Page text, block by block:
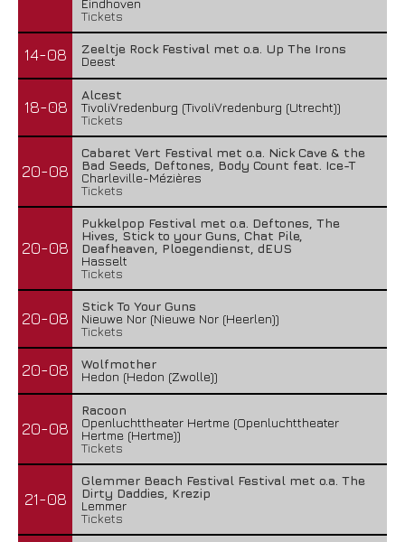
Eindhoven
Tickets
14-08
Zeeltje Rock Festival met o.a. Up The Irons
Deest
18-08
Alcest
TivoliVredenburg (TivoliVredenburg (Utrecht))
Tickets
20-08
Cabaret Vert Festival met o.a. Nick Cave & the
Bad Seeds, Deftones, Body Count feat. Ice-T
Charleville-Mézières
Tickets
20-08
Pukkelpop Festival met o.a. Deftones, The
Hives, Stick to your Guns, Chat Pile,
Deafheaven, Ploegendienst, dEUS
Hasselt
Tickets
20-08
Stick To Your Guns
Nieuwe Nor (Nieuwe Nor (Heerlen))
Tickets
20-08
Wolfmother
Hedon (Hedon (Zwolle))
20-08
Racoon
Openluchttheater Hertme (Openluchttheater
Hertme (Hertme))
Tickets
21-08
Glemmer Beach Festival Festival met o.a. The
Dirty Daddies, Krezip
Lemmer
Tickets